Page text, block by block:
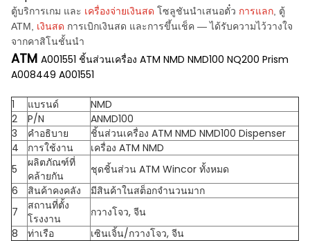
ตู้บริการเกม และ เครื่องจ่ายเงินสด โซลูชันนำเสนอตั๋ว การแลก , ตู้
ATM, เงินสด การเบิกเงินสด และการขึ้นเช็ค — ได้รับความไว้วางใจ
จากคาสิโนชั้นนำ
ATM A001551 ชิ้นส่วนเครื่อง ATM NMD NMD100 NQ200 Prism
A008449 A001551
1 แบรนด์
NMD
2
P/N
ANMD100
3
คำอธิบาย
ชิ้นส่วนเครื่อง ATM NMD NMD100 Dispenser
4
การใช้งาน
เครื่อง ATM NMD
5
ผลิตภัณฑ์ที่
คล้ายกัน
ชุดชิ้นส่วน ATM Wincor ทั้งหมด
6
สินค้าคงคลัง
มีสินค้าในสต็อกจำนวนมาก
7
สถานที่ตั้ง
โรงงาน
กวางโจว, จีน
8
ท่าเรือ
เซินเจิ้น/กวางโจว, จีน